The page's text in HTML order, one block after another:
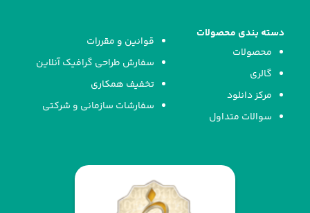
دسته بندی محصولات
محصولات
گالری
مرکز دانلود
سوالات متداول
قوانین و مقررات
سفارش طراحی گرافیک آنلاین
تخفیف همکاری
سفارشات سازمانی و شرکتی